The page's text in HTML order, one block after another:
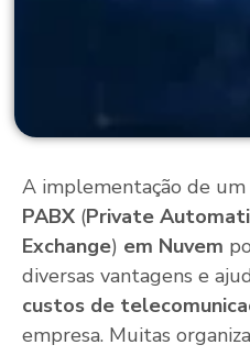
A implementação de um
PABX (Private
Exchange) em Nuvem
diversas vantagens e
custos de
empresa. Muitas